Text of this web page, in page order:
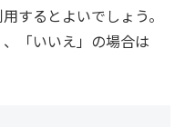
するとよいでしょう。
「いいえ」の場合は